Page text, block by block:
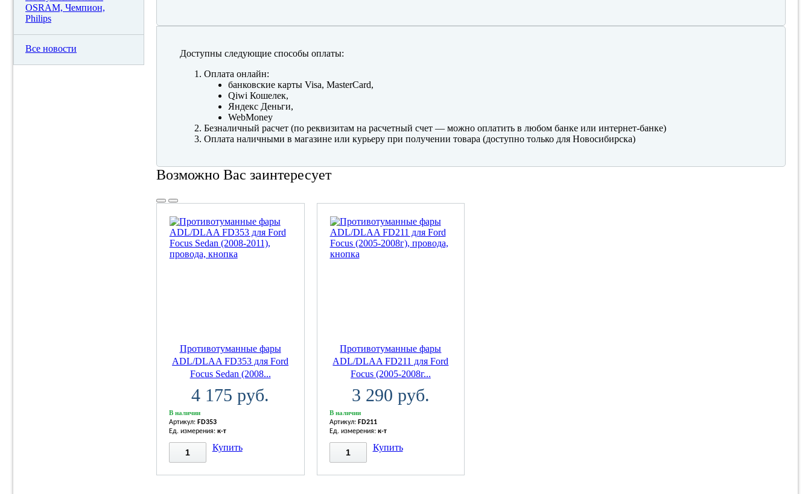
Доступны следующие способы оплаты:
Оплата онлайн:
банковские карты Visa, MasterCard,
Qiwi Кошелек,
Яндекс Деньги,
WebMoney
Безналичный расчет (по реквизитам на расчетный счет — можно оплатить в любом банке или интернет-банке)
Оплата наличными в магазине или курьеру при получении товара (доступно только для Новосибирска)
Возможно Вас заинтересует
Противотуманные фары
ADL/DLAA FD353 для Ford
Focus Sedan (2008...
4 175 руб.
В наличии
Артикул: FD353
Ед. измерения: к-т
Купить
Противотуманные фары
ADL/DLAA FD211 для Ford
Focus (2005-2008г...
3 290 руб.
В наличии
Артикул: FD211
Ед. измерения: к-т
Купить
OSRAM, Чемпион,
Philips
Все новости